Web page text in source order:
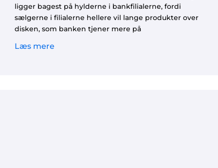
ligger bagest på hylderne i bankfilialerne, fordi
sælgerne i filialerne hellere vil lange produkter over
disken, som banken tjener mere på
Læs mere